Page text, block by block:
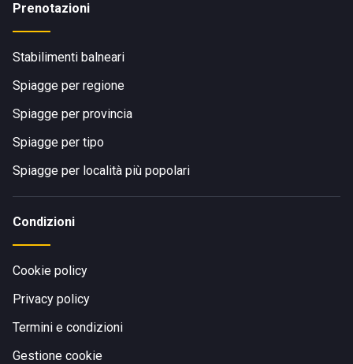
Prenotazioni
Stabilimenti balneari
Spiagge per regione
Spiagge per provincia
Spiagge per tipo
Spiagge per località più popolari
Condizioni
Cookie policy
Privacy policy
Termini e condizioni
Gestione cookie